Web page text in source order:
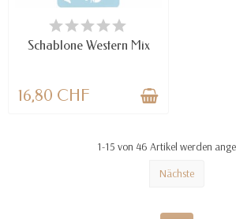
VERFÜGBAR
Schablone Western Mix
16,80 CHF
1-15 von 46 Artikel werden
Nächste